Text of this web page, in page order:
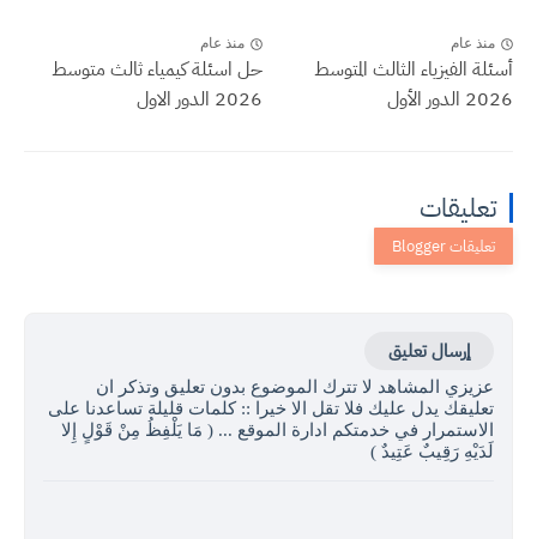
منذ عام
أسئلة الفيزياء الثالث المتوسط
2026 الدور الأول
منذ عام
حل اسئلة كيمياء ثالث متوسط
2026 الدور الاول
تعليقات
إرسال تعليق
عزيزي المشاهد لا تترك الموضوع بدون تعليق وتذكر ان
تعليقك يدل عليك فلا تقل الا خيرا :: كلمات قليلة تساعدنا على
الاستمرار في خدمتكم ادارة الموقع ... ( مَا يَلْفِظُ مِنْ قَوْلٍ إِلا
لَدَيْهِ رَقِيبٌ عَتِيدٌ )